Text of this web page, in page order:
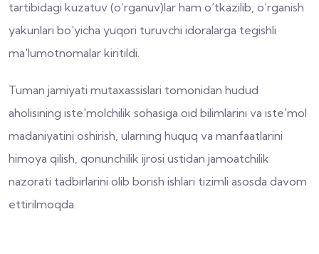
tartibidagi kuzatuv (o‘rganuv)lar ham o‘tkazilib, o‘rganish
yakunlari bo‘yicha yuqori turuvchi idoralarga tegishli
ma'lumotnomalar kiritildi.
Tuman jamiyati mutaxassislari tomonidan hudud
aholisining iste'molchilik sohasiga oid bilimlarini va iste'mol
madaniyatini oshirish, ularning huquq va manfaatlarini
himoya qilish, qonunchilik ijrosi ustidan jamoatchilik
nazorati tadbirlarini olib borish ishlari tizimli asosda davom
ettirilmoqda.